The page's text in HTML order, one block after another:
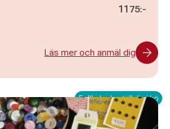
1175:-
Läs mer och anmäl dig
Fullbokad - ställ dig i kö